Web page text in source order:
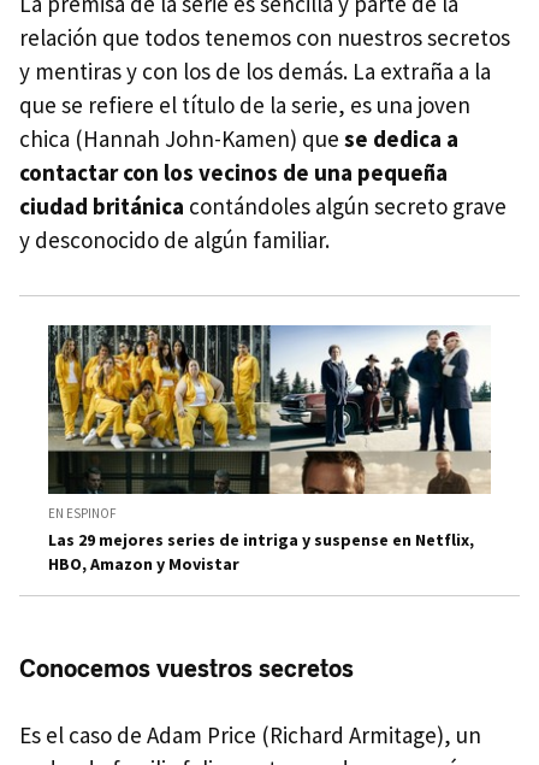
relación que todos tenemos con nuestros secretos
y mentiras y con los de los demás. La extraña a la
que se refiere el título de la serie, es una joven
chica (Hannah John-Kamen) que se dedica a
contactar con los vecinos de una pequeña
ciudad británica contándoles algún secreto grave
y desconocido de algún familiar.
EN ESPINOF
Las 29 mejores series de intriga y suspense en Netflix,
HBO, Amazon y Movistar
Conocemos vuestros secretos
Es el caso de Adam Price (Richard Armitage), un